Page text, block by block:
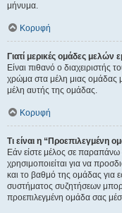
μήνυμα.
Κορυφή
Γιατί μερικές ομάδες μελών
Είναι πιθανό ο διαχειριστής
χρώμα στα μέλη μιας ομάδας
μέλη αυτής της ομάδας.
Κορυφή
Τι είναι η “Προεπιλεγμένη
Εάν είστε μέλος σε
χρησιμοποιείται για να
και το βαθμό της ομάδας για
συστήματος συζητήσεων
προεπιλεγμένη ομάδα σας